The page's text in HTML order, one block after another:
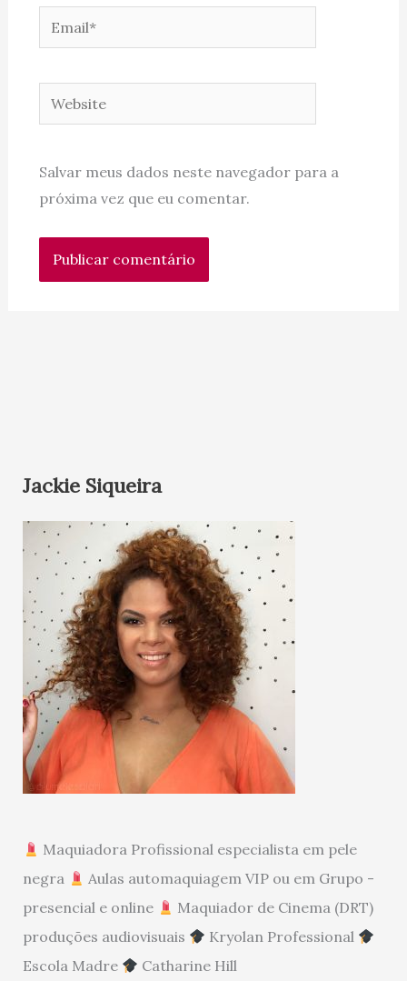
Email*
Website
Salvar meus dados neste navegador para a
próxima vez que eu comentar.
Jackie Siqueira
Maquiadora Profissional especialista em pele
negra
Aulas automaquiagem VIP ou em Grupo -
presencial e online
Maquiador de Cinema (DRT)
produções audiovisuais
Kryolan Professional
Escola Madre
Catharine Hill